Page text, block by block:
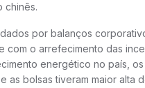
chinês.
por balanços
com o arrefecimento das
energético no país,
as bolsas tiveram maior alta